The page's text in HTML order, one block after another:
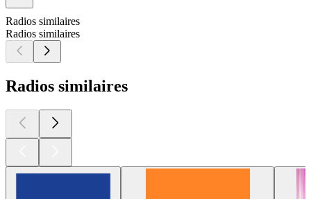
Radios similaires
Radios similaires
Radios similaires